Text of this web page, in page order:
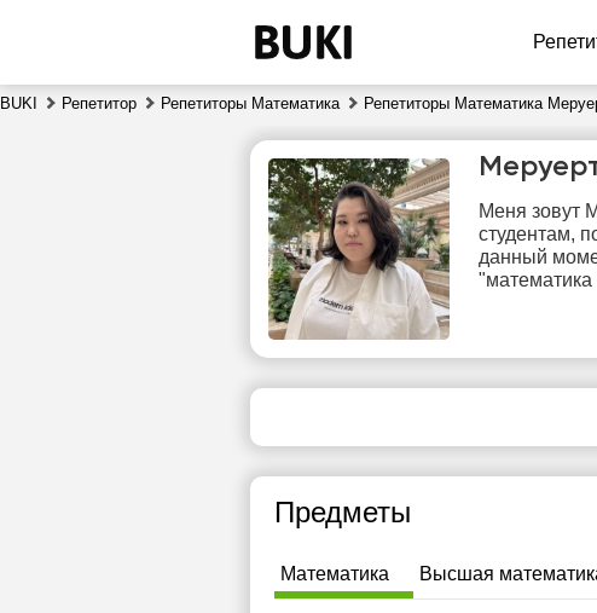
BUKI Репетитор Репетиторы Математика Репетиторы Математика
Меня зовут
студентам,
данный
"математика
Предметы
Математика Высшая
вс
9
10